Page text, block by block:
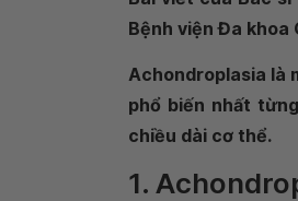
Bệnh viện Đa khoa
Achondroplasia là
phổ biến nhất
chiều dài cơ thể.
1.